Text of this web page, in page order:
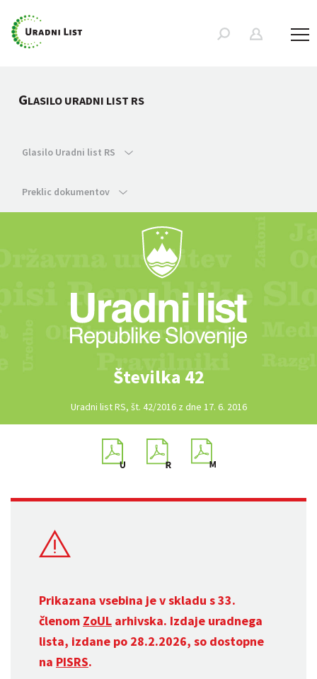
GLASILO URADNI LIST RS
Glasilo Uradni list RS
Preklic dokumentov
Številka 42
Uradni list RS, št. 42/2016 z dne 17. 6. 2016
Prikazana vsebina je v skladu s 33.
členom ZoUL arhivska. Izdaje uradnega
lista, izdane po 28.2.2026, so dostopne
na PISRS.